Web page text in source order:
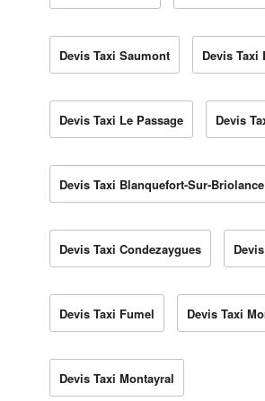
Devis Taxi Saumont Devis Taxi
Devis Taxi Le Passage Devis
Devis Taxi Blanquefort-Sur-Briolance
Devis Taxi Condezaygues
Devis Taxi Fumel Devis Taxi
Devis Taxi Montayral